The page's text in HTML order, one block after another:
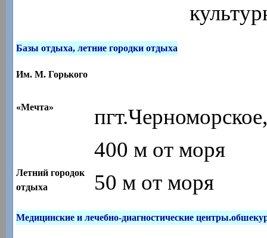
Базы отдыха, летние городки отдыха
Им. М. Горького
«Мечта»
400 м от моря
Летний городок
отдыха
50 м от моря
Медицинские и лечебно-диагностические